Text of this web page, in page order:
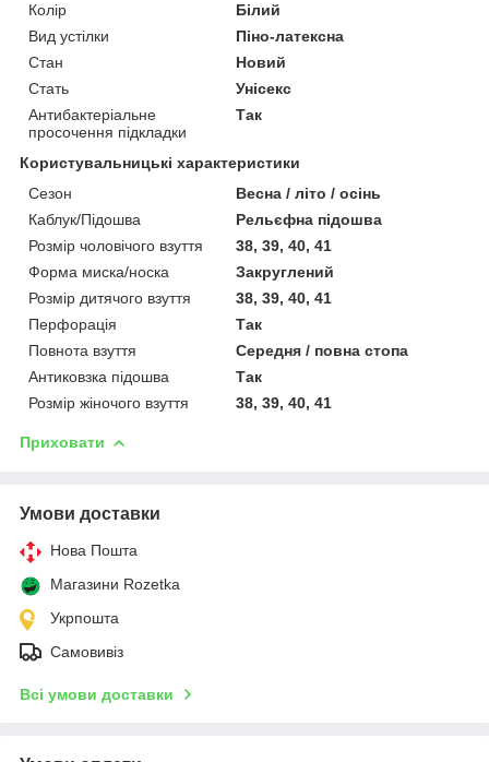
Колір
Білий
Вид устілки
Піно-латексна
Стан
Новий
Стать
Унісекс
Антибактеріальне
просочення підкладки
Так
Користувальницькі характеристики
Сезон
Весна / літо / осінь
Каблук/Підошва
Рельєфна підошва
Розмір чоловічого взуття
38, 39, 40, 41
Форма миска/носка
Закруглений
Розмір дитячого взуття
38, 39, 40, 41
Перфорація
Так
Повнота взуття
Середня / повна стопа
Антиковзка підошва
Так
Розмір жіночого взуття
38, 39, 40, 41
Приховати
Умови доставки
Нова Пошта
Магазини Rozetka
Укрпошта
Самовивіз
Всі умови доставки